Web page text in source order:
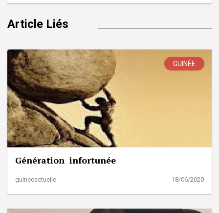
Article Liés
GUINÉE
Génération infortunée
guineeactuelle 18/06/2020